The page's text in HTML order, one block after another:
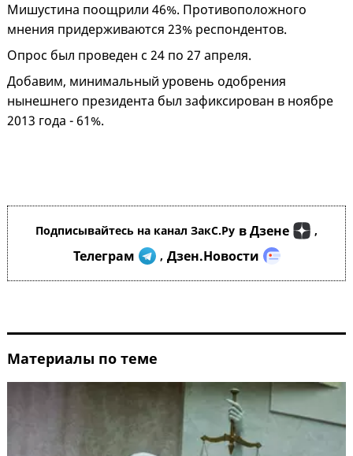
Мишустина поощрили 46%. Противоположного
мнения придерживаются 23% респондентов.
Опрос был проведен с 24 по 27 апреля.
Добавим, минимальный уровень одобрения
нынешнего президента был зафиксирован в ноябре
2013 года - 61%.
Подписывайтесь на канал ЗакС.Ру в Дзене ,
Телеграм , Дзен.Новости
Материалы по теме